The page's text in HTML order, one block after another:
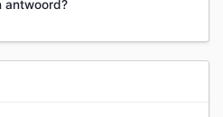
antwoord?